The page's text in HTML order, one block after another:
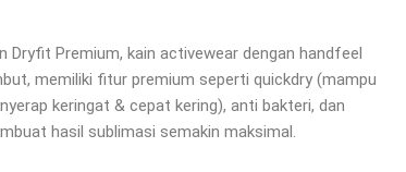
Dryfit Premium, kain activewear dengan handfeel
memiliki fitur premium seperti quickdry (mampu
keringat & cepat kering), anti bakteri, dan
hasil sublimasi semakin maksimal.